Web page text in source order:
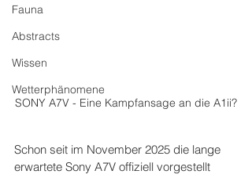
Fauna
Abstracts
Wissen
Wetterphänomene
SONY A7V - Eine Kampfansage an die A1ii?
Schon seit im November 2025 die lange
erwartete Sony A7V offiziell vorgestellt